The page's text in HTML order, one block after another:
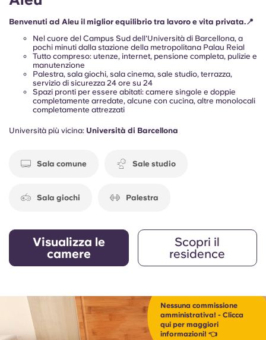
Benvenuti ad Aleu il miglior equilibrio tra lavoro e vita privata.📍
Nel cuore del Campus Sud dell'Università di Barcellona, a
pochi minuti dalla stazione della metropolitana Palau Reial
Tutto compreso: utenze, internet, pensione completa, pulizie e
manutenzione
Palestra, sala giochi, sala cinema, sale studio, terrazza,
servizio di sicurezza 24 ore su 24
Spazi pronti per essere abitati: camere singole e doppie
completamente arredate, alcune con cucina, altre monolocali
completamente attrezzati
Università più vicina: Università di Barcellona
Sala comune Sale studio
Sala giochi Palestra
Visualizza le
camere
Scopri il
residence
Nessuna commissione
amministrativa! - Clicca
qui per maggiori
informazioni! 👈